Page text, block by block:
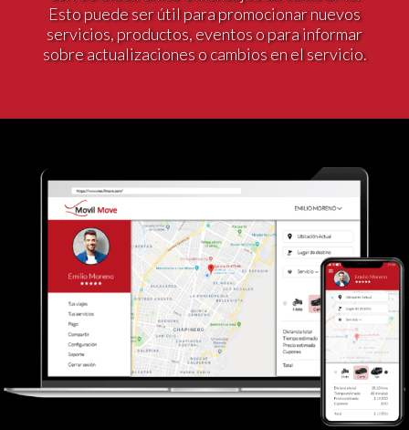
Esto puede ser útil para promocionar nuevos
servicios, productos, eventos o para informar
sobre actualizaciones o cambios en el servicio.